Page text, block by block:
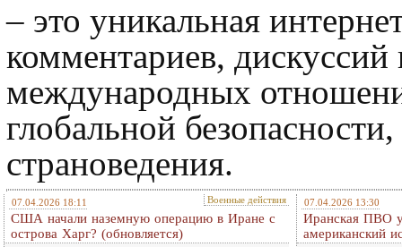
– это уникальная
комментариев,
международных
глобальной
страноведения.
07.04.2026 18:11 Военные действия
США начали наземную операцию в Иране с
острова Харг? (обновляется)
07.04.2026 13:30
Иранская ПВО
американский